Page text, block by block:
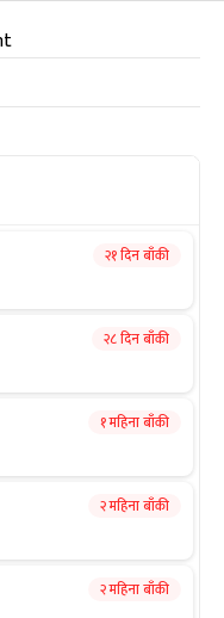
२१ दिन बाँकी
२८ दिन बाँकी
१ महिना बाँकी
२ महिना बाँकी
२ महिना बाँकी